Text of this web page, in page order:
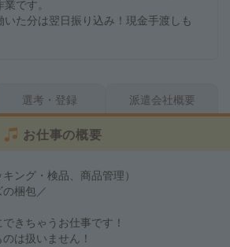
です。
いた分は翌日振り込み！現金手渡しも
選考・登録 派遣会社概要
お仕事の概要
ング・検品、商品管理）
梱包／
きちゃうお仕事です！
は扱いません！